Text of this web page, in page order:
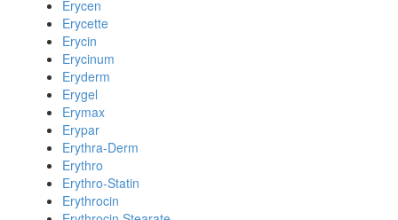
Erycen
Erycette
Erycin
Erycinum
Eryderm
Erygel
Erymax
Erypar
Erythra-Derm
Erythro
Erythro-Statin
Erythrocin